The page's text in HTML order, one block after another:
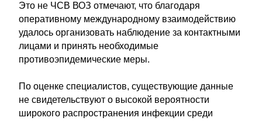
Это не ЧСВ ВОЗ отмечают, что благодаря
оперативному международному взаимодействию
удалось организовать наблюдение за контактными
лицами и принять необходимые
противоэпидемические меры.
По оценке специалистов, существующие данные
не свидетельствуют о высокой вероятности
широкого распространения инфекции среди